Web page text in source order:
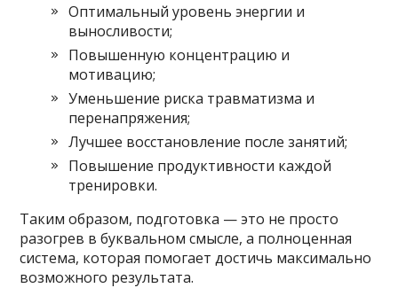
Оптимальный уровень энергии и
выносливости;
Повышенную концентрацию и
мотивацию;
Уменьшение риска травматизма и
перенапряжения;
Лучшее восстановление после занятий;
Повышение продуктивности каждой
тренировки.
Таким образом, подготовка — это не просто
разогрев в буквальном смысле, а полноценная
система, которая помогает достичь максимально
возможного результата.